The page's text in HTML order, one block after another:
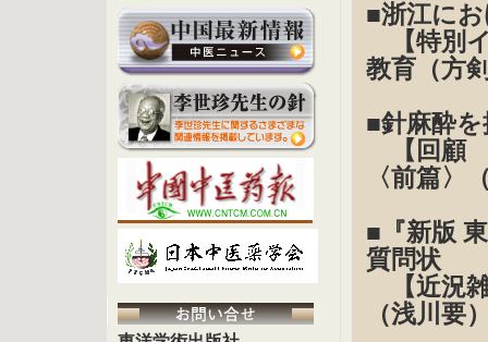
■浙江に
【特別
教育（方
■針麻酔
【回顧
〈前篇〉
■『新版
質問状
【近況
（浅川要